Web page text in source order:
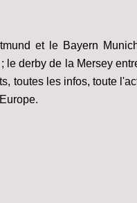
et le Bayern
derby de la Mersey
toutes les infos, toute